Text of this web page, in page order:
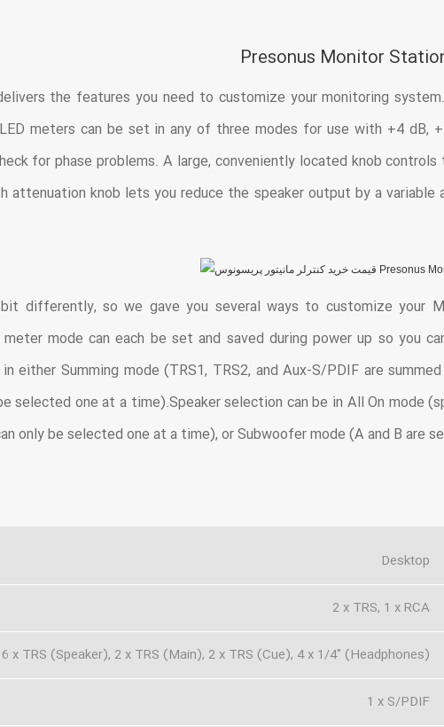
Presonus Monitor
the features you need to customize your monitoring
meters can be set in any of three modes for use with +4 dB,
for phase problems. A large, conveniently located knob
attenuation knob lets you reduce the speaker output by a
differently, so we gave you several ways to customize your
mode can each be set and saved during power up so you
either Summing mode (TRS1, TRS2, and Aux-S/PDIF are
selected one at a time).Speaker selection can be in All On mode
only be selected one at a time), or Subwoofer mode (A and B are
Desktop
2 x TRS, 1 x RCA
6 x TRS (Speaker), 2 x TRS (Main), 2 x TRS (Cue), 4 x 1/4" (Headphones)
1 x S/PDIF